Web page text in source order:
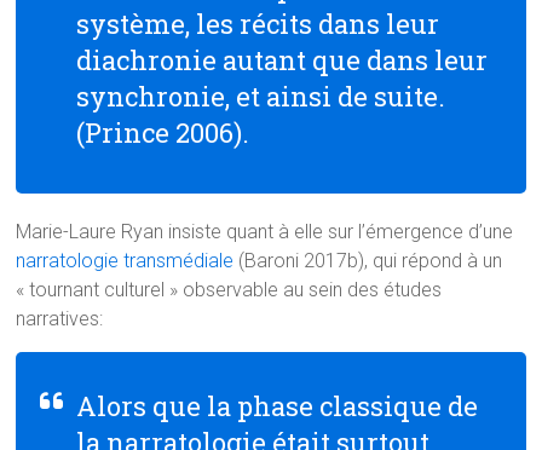
système, les récits dans leur
diachronie autant que dans leur
synchronie, et ainsi de suite.
(Prince 2006).
Marie-Laure Ryan insiste quant à elle sur l’émergence d’une
narratologie transmédiale (Baroni 2017b), qui répond à un
« tournant culturel » observable au sein des études
narratives:
Alors que la phase classique de
la narratologie était surtout